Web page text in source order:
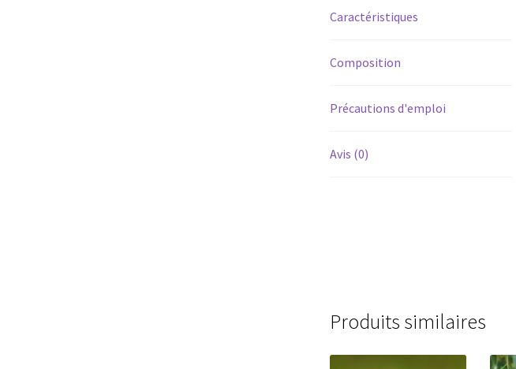
Caractéristiques
Composition
Précautions d'emploi
Avis (0)
Produits similaires